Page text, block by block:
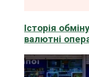
Історія
валютні